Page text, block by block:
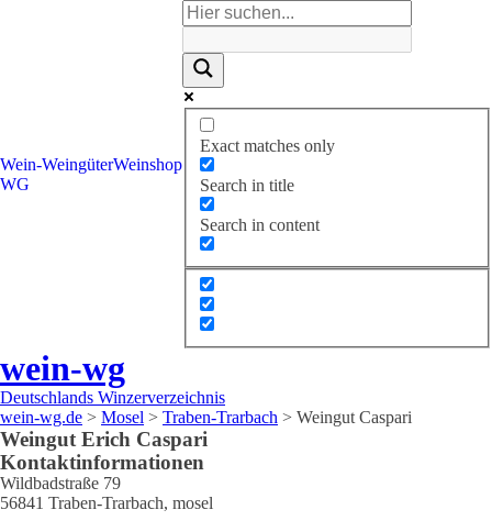
Wein-
WG
WeingüterWeinshop
Exact matches only
Search in title
Search in content
wein-wg
Deutschlands Winzerverzeichnis
wein-wg.de > Mosel > Traben-Trarbach > Weingut Caspari
Weingut Erich Caspari
Kontaktinformationen
Wildbadstraße 79
56841 Traben-Trarbach, mosel